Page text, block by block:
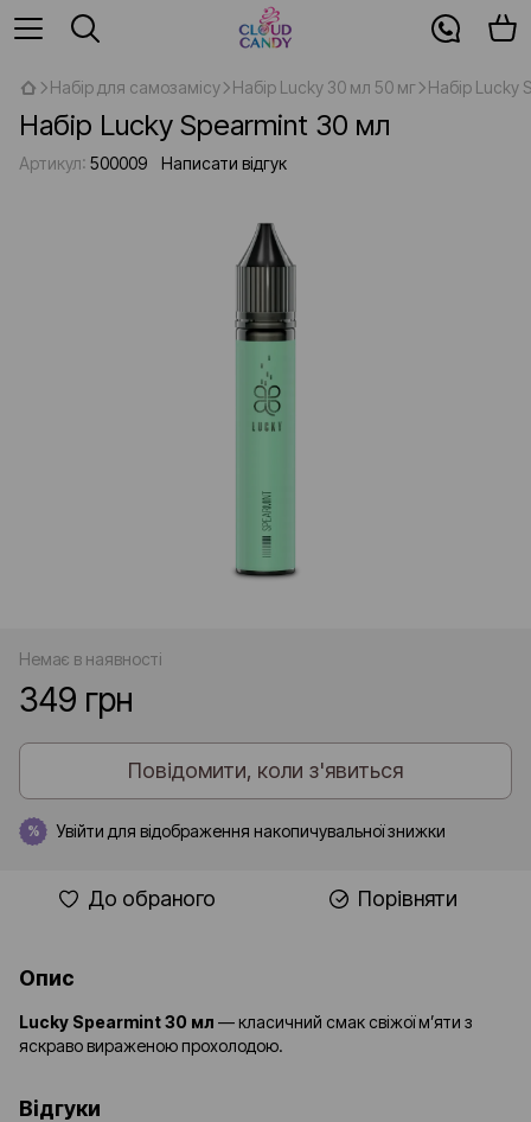
Набір для самозамісу Набір Lucky 30 мл 50 мг Набір Lucky
Набір Lucky Spearmint 30 мл
Артикул: 500009 Написати відгук
Немає в наявності
349 грн
Повідомити, коли з'явиться
% Увійти для відображення накопичувальної знижки
До обраного Порівняти
Опис
Lucky Spearmint 30 мл — класичний смак свіжої м’яти з
яскраво вираженою прохолодою.
Відгуки